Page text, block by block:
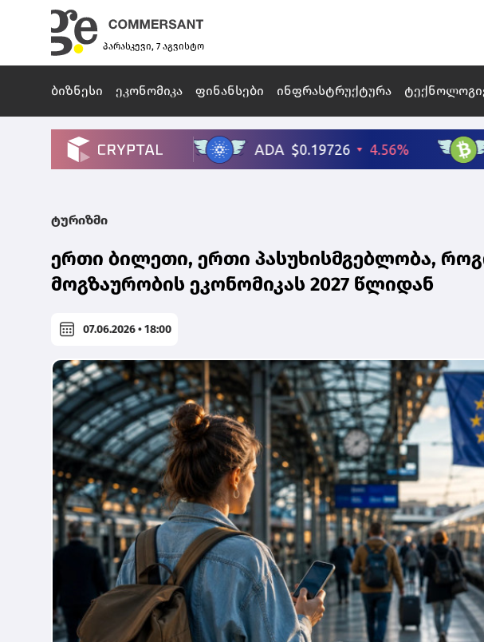
პარასკევი, 7 აგვისტო
ბიზნესი ეკონომიკა ფინანსები ინფრასტრუქტურა
ტურიზმი
ერთი ბილეთი, ერთი პასუხისმგებლობა,
მოგზაურობის ეკონომიკას 2027 წლიდან
07.06.2026 • 18:00